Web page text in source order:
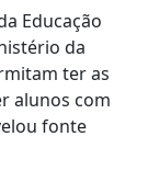
Educação
da
ter as
alunos com
fonte